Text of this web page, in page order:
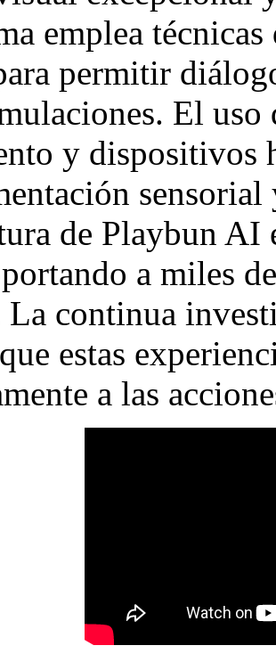
emplea
permitir
El uso
y dispositivos
de Playbun AI
a miles
continua
estas
a las